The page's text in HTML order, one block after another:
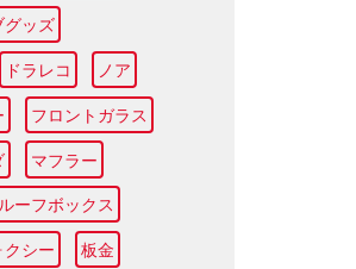
グッズ
ドラレコ ノア
フロントガラス
マフラー
ルーフボックス
クシー 板金